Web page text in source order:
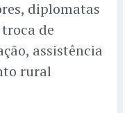
diplomatas
de
assistência
rural